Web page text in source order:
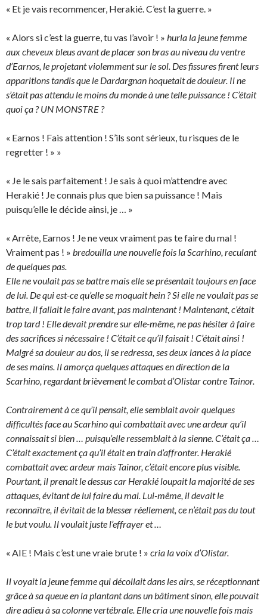
« Et je vais recommencer, Herakié. C’est la guerre. »
« Alors si c’est la guerre, tu vas l’avoir ! » hurla la jeune femme
aux cheveux bleus avant de placer son bras au niveau du ventre
d’Earnos, le projetant violemment sur le sol. Des fissures firent leurs
apparitions tandis que le Dardargnan hoquetait de douleur. Il ne
s’était pas attendu le moins du monde à une telle puissance ! C’était
quoi ça ? UN MONSTRE ?
« Earnos ! Fais attention ! S’ils sont sérieux, tu risques de le
regretter ! » »
« Je le sais parfaitement ! Je sais à quoi m’attendre avec
Herakié ! Je connais plus que bien sa puissance ! Mais
puisqu’elle le décide ainsi, je … »
« Arrête, Earnos ! Je ne veux vraiment pas te faire du mal !
Vraiment pas ! » bredouilla une nouvelle fois la Scarhino, reculant
de quelques pas.
Elle ne voulait pas se battre mais elle se présentait toujours en face
de lui. De qui est-ce qu’elle se moquait hein ? Si elle ne voulait pas se
battre, il fallait le faire avant, pas maintenant ! Maintenant, c’était
trop tard ! Elle devait prendre sur elle-même, ne pas hésiter à faire
des sacrifices si nécessaire ! C’était ce qu’il faisait ! C’était ainsi !
Malgré sa douleur au dos, il se redressa, ses deux lances à la place
de ses mains. Il amorça quelques attaques en direction de la
Scarhino, regardant brièvement le combat d’Olistar contre Tainor.
Contrairement à ce qu’il pensait, elle semblait avoir quelques
difficultés face au Scarhino qui combattait avec une ardeur qu’il
connaissait si bien … puisqu’elle ressemblait à la sienne. C’était ça …
C’était exactement ça qu’il était en train d’affronter. Herakié
combattait avec ardeur mais Tainor, c’était encore plus visible.
Pourtant, il prenait le dessus car Herakié loupait la majorité de ses
attaques, évitant de lui faire du mal. Lui-même, il devait le
reconnaître, il évitait de la blesser réellement, ce n’était pas du tout
le but voulu. Il voulait juste l’effrayer et …
« AIE ! Mais c’est une vraie brute ! » cria la voix d’Olistar.
Il voyait la jeune femme qui décollait dans les airs, se réceptionnant
grâce à sa queue en la plantant dans un bâtiment sinon, elle pouvait
dire adieu à sa colonne vertébrale. Elle cria une nouvelle fois mais